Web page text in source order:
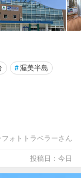
#渥美半島
フォトトラベラーさん
投稿日：今日